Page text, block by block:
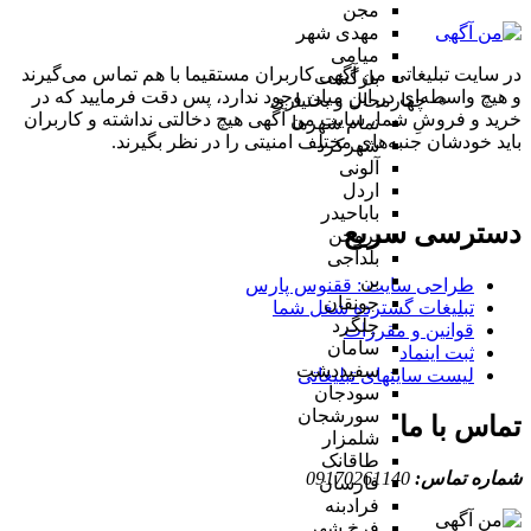
مجن
مهدی شهر
میامی
بازگشت
چهارمحال و بختیاری
تمام شهر‌ها
شهرکرد
آلونی
اردل
باباحیدر
بروجن
بلداجی
بن
جونقان
چلگرد
سامان
سفیددشت
سودجان
سورشجان
شلمزار
طاقانک
فارسان
فرادبنه
در سایت تبلیغاتی من آگهی کاربران مستقیما با هم تماس می‌گیرند
و هیچ واسطه‌ای در این میان وجود ندارد، پس دقت فرمایید که در
خرید و فروشِ شما، سایت من آگهی هیچ دخالتی نداشته و کاربران
باید خودشان جنبه‌های مختلف امنیتی را در نظر بگیرند.
دسترسی سریع
طراحی سایت :‌ ققنوس پارس
تبلیغات گسترده شغل شما
قوانین و مقررات
ثبت اینماد
لیست سایتهای تبلیغاتی
تماس با ما
شماره تماس: 09170261140